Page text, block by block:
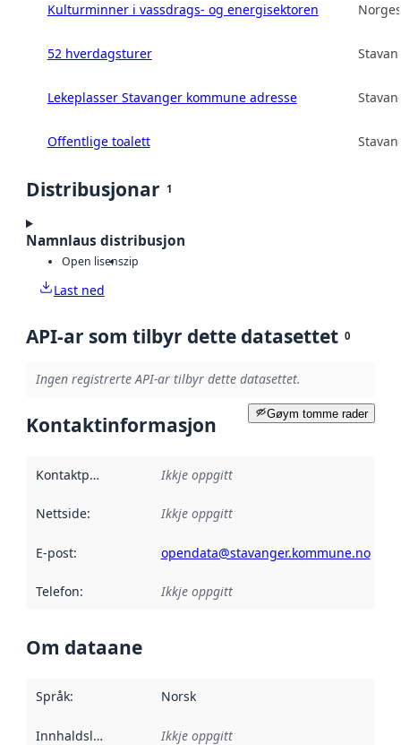
Kulturminner i vassdrags- og energisektoren
52 hverdagsturer
Lekeplasser Stavanger kommune adresse
Offentlige toalett
Distribusjonar 1
Namnlaus distribusjon
Open lisenszip
Last ned
API-ar som tilbyr dette datasettet 0
Ingen registrerte API-ar tilbyr dette datasettet.
Gøym tomme rader
Kontaktinformasjon
Kontaktpunkt Ikkje oppgitt
Nettside: Ikkje oppgitt
E-post: opendata@stavanger.kommune.no
Telefon: Ikkje oppgitt
Om dataane
Språk: Norsk
Innhaldsleverandørar :
Ikkje oppgitt